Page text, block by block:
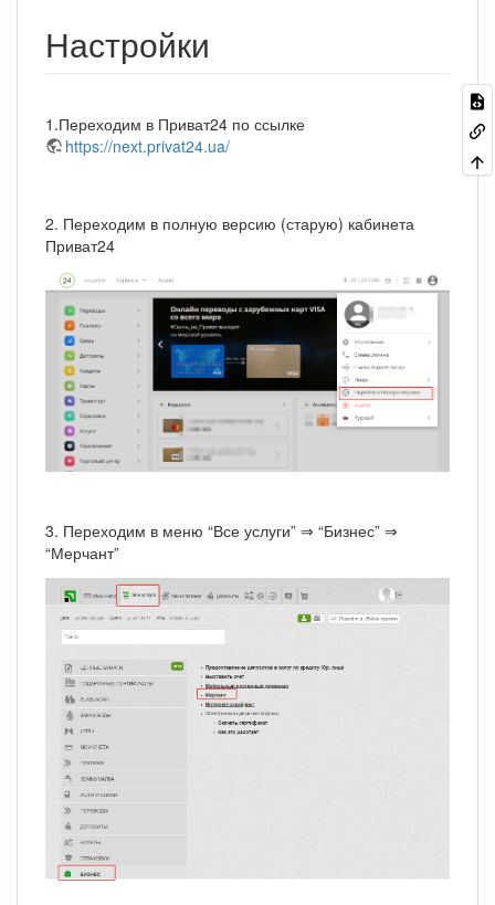
Настройки
1.Переходим в Приват24 по ссылке
https://next.privat24.ua/
2. Переходим в полную версию (старую) кабинета
Приват24
3. Переходим в меню “Все услуги” ⇒ “Бизнес” ⇒
“Мерчант”